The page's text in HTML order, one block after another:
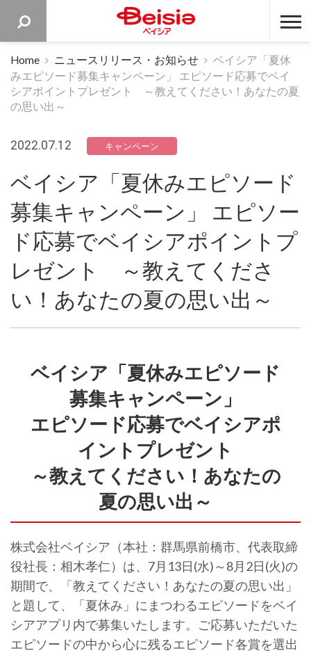
ベイシア
Home ニュースリリース・お知らせ
ベイシア「夏休
みエピソード募集キャンペーン」 エピソード応募でベイ
シアポイントプレゼント ～教えてください！あなたの夏
の思い出～
2022.07.12 キャンペーン
ベイシア「夏休みエピソード
募集キャンペーン」 エピソー
ド応募でベイシアポイントプ
レゼント ～教えてくださ
い！あなたの夏の思い出～
ベイシア「夏休みエピソード
募集キャンペーン」
エピソード応募でベイシアポ
イントプレゼント
～教えてください！あなたの
夏の思い出～
株式会社ベイシア（本社：群馬県前橋市、代表取締
役社長：相木孝仁）は、7月13日(水)～8月2日(火)の
期間で、「教えてください！あなたの夏の思い出」
と題して、「夏休み」にまつわるエピソードをベイ
シアアプリ内で募集いたします。ご応募いただいた
エピソードの中から心に残るエピソード各賞を選出